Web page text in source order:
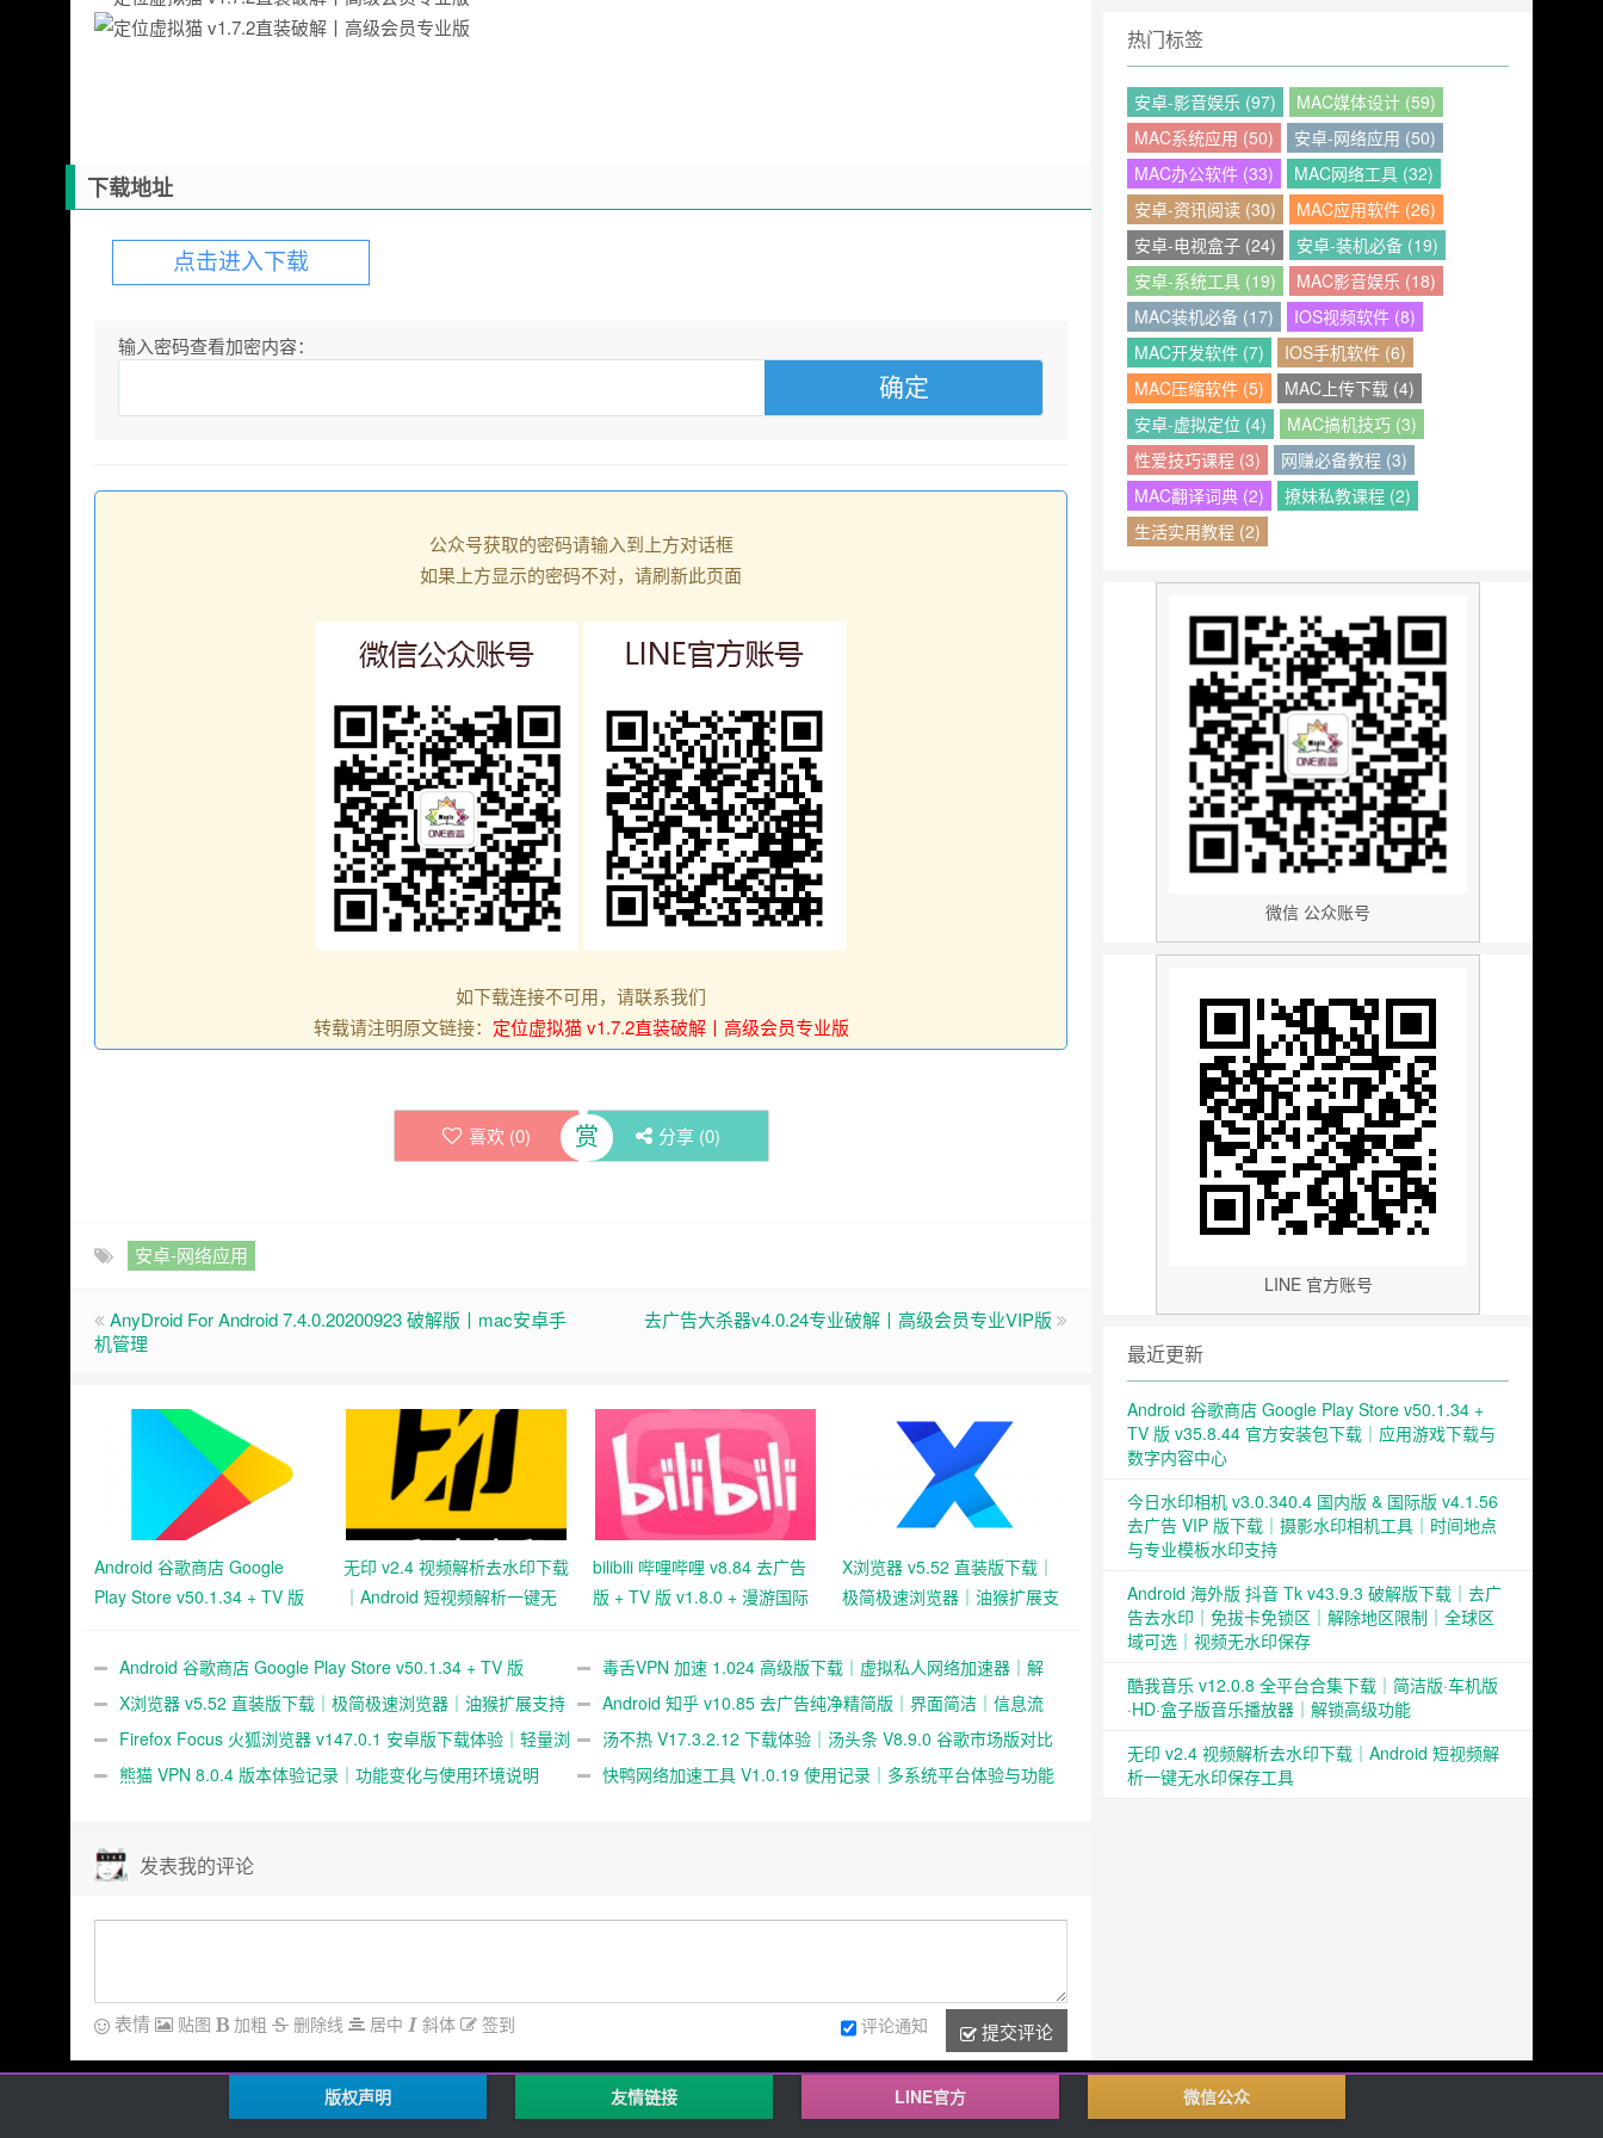
下载地址
点击进入下载
输入密码查看加密内容：
公众号获取的密码请输入到上方对话框
如果上方显示的密码不对，请刷新此页面
如下载连接不可用，请联系我们
转载请注明原文链接： 定位虚拟猫 v1.7.2直装破解丨高级会员专业版
喜欢 (0) 赏 分享 (0)
安卓-网络应用
AnyDroid For Android 7.4.0.20200923 破解版丨mac安卓手
机管理
去广告大杀器v4.0.24专业破解丨高级会员专业VIP版
Android 谷歌商店 Google
Play Store v50.1.34 + TV 版
用游戏下载与数字内容中心
无印 v2.4 视频解析去水印下载
｜Android 短视频解析一键无
bilibili 哔哩哔哩 v8.84 去广告
版 + TV 版 v1.8.0 + 漫游国际
端播放支持
X浏览器 v5.52 直装版下载｜
极简极速浏览器｜油猴扩展支
Android 谷歌商店 Google Play Store v50.1.34 + TV 版
v35.8.44 官方安装包下载｜应用游戏下载与数字内容中心
毒舌VPN 加速 1.024 高级版下载｜虚拟私人网络加速器｜解
锁跨境访问与隐私保护
X浏览器 v5.52 直装版下载｜极简极速浏览器｜油猴扩展支持
｜超轻 1M 体积浏览体验
Android 知乎 v10.85 去广告纯净精简版｜界面简洁｜信息流
浏览体验｜zhihu 安卓版
Firefox Focus 火狐浏览器 v147.0.1 安卓版下载体验｜轻量浏
览与隐私浏览表现
汤不热 V17.3.2.12 下载体验｜汤头条 V8.9.0 谷歌市场版对比
与使用说明
熊猫 VPN 8.0.4 版本体验记录｜功能变化与使用环境说明
快鸭网络加速工具 V1.0.19 使用记录｜多系统平台体验与功能
发表我的评论
提交评论
评论通知
表情 贴图 加粗 删除线 居中 斜体 签到
热门标签
安卓-影音娱乐 (97)
MAC媒体设计 (59)
MAC系统应用 (50)
安卓-网络应用 (50)
MAC办公软件 (33)
MAC网络工具 (32)
安卓-资讯阅读 (30)
MAC应用软件 (26)
安卓-电视盒子 (24)
安卓-装机必备 (19)
安卓-系统工具 (19)
MAC影音娱乐 (18)
MAC装机必备 (17)
IOS视频软件 (8)
MAC开发软件 (7)
IOS手机软件 (6)
MAC压缩软件 (5)
MAC上传下载 (4)
安卓-虚拟定位 (4)
MAC搞机技巧 (3)
性爱技巧课程 (3)
网赚必备教程 (3)
MAC翻译词典 (2)
撩妹私教课程 (2)
生活实用教程 (2)
微信 公众账号
LINE 官方账号
最近更新
Android 谷歌商店 Google Play Store v50.1.34 +
TV 版 v35.8.44 官方安装包下载｜应用游戏下载与
数字内容中心
今日水印相机 v3.0.340.4 国内版 & 国际版 v4.1.56
去广告 VIP 版下载｜摄影水印相机工具｜时间地点
与专业模板水印支持
Android 海外版 抖音 Tk v43.9.3 破解版下载｜去广
告去水印｜免拔卡免锁区｜解除地区限制｜全球区
域可选｜视频无水印保存
酷我音乐 v12.0.8 全平台合集下载｜简洁版·车机版
·HD·盒子版音乐播放器｜解锁高级功能
无印 v2.4 视频解析去水印下载｜Android 短视频解
析一键无水印保存工具
版权声明 友情链接 LINE官方 微信公众